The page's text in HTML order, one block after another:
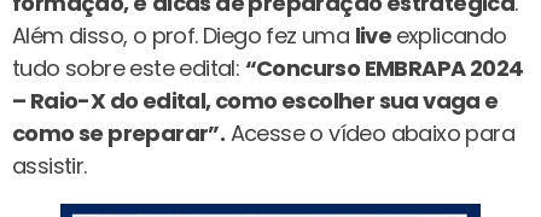
Além disso, o prof. Diego fez uma live explicando
tudo sobre este edital: “Concurso EMBRAPA 2024
– Raio-X do edital, como escolher sua vaga e
como se preparar”. Acesse o vídeo abaixo para
assistir.